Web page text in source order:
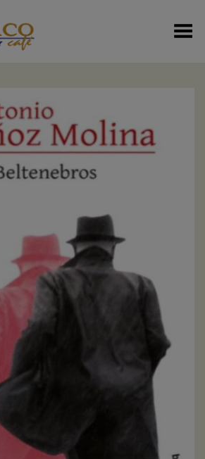
Menú Alterno